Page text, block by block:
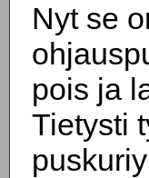
Nyt se
pois ja
Tietysti